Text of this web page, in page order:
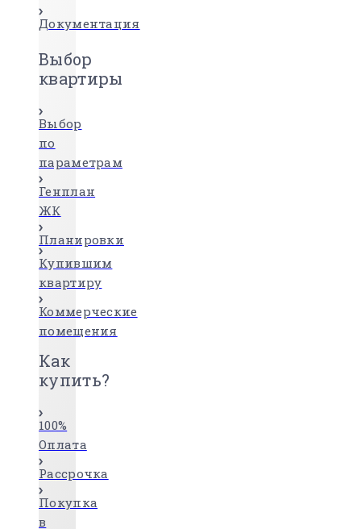
Документация
Выбор
квартиры
Выбор
по
параметрам
Генплан
ЖК
Планировки
Купившим
квартиру
Коммерческие
помещения
Как
купить?
100%
Оплата
Рассрочка
Покупка
в